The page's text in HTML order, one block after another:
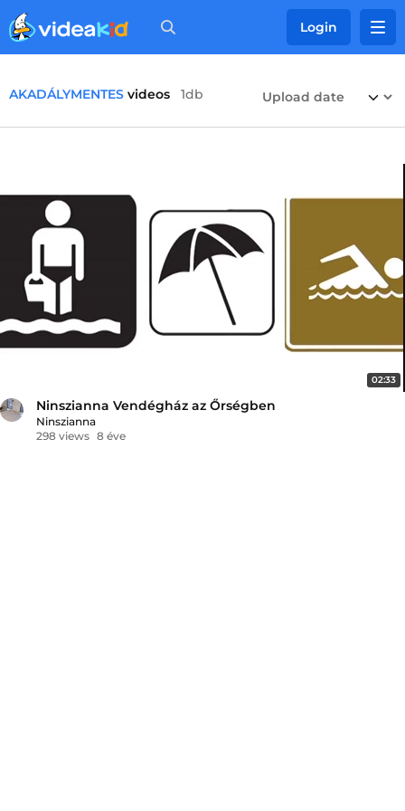
Login
AKADÁLYMENTES videos 1db
02:33
Ninszianna Vendégház az Őrségben
Ninszianna
298 views 8 éve